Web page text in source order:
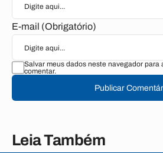
E-mail (Obrigatório)
Salvar meus dados neste navegador para
comentar.
Publicar
Leia Também